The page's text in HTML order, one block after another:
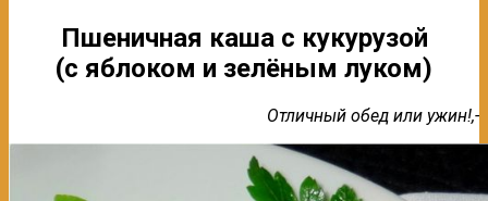
Пшеничная каша с кукурузой
(с яблоком и зелёным луком)
Отличный обед или ужин!,-